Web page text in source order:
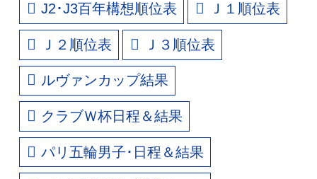
J2･J3百年構想順位表 Ｊ１順位表
Ｊ２順位表 Ｊ３順位表
ルヴァンカップ結果
クラブＷ杯日程＆結果
パリ五輪男子･日程＆結果